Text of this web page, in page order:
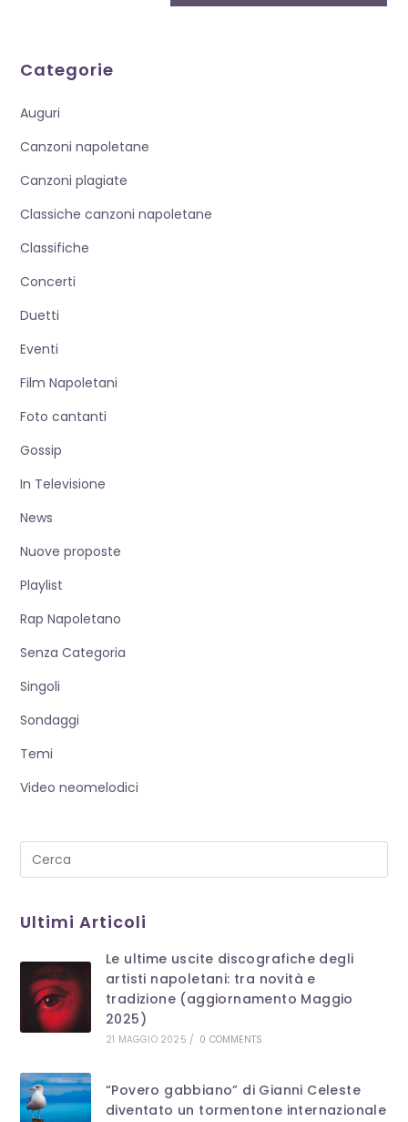
Categorie
Auguri
Canzoni napoletane
Canzoni plagiate
Classiche canzoni napoletane
Classifiche
Concerti
Duetti
Eventi
Film Napoletani
Foto cantanti
Gossip
In Televisione
News
Nuove proposte
Playlist
Rap Napoletano
Senza Categoria
Singoli
Sondaggi
Temi
Video neomelodici
Ultimi Articoli
Le ultime uscite discografiche degli
artisti napoletani: tra novità e
tradizione (aggiornamento Maggio
2025)
21 MAGGIO 2025 / 0 COMMENTS
“Povero gabbiano” di Gianni Celeste
diventato un tormentone internazionale